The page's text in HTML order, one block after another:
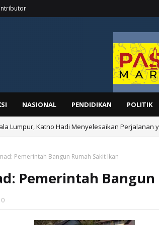
NASIONAL PENDIDIKAN POLITIK
Lumpur, Katno Hadi Menyelesaikan Perjalanan
Pemerintah Bangun Rumah Sakit Ikan
Pemerintah